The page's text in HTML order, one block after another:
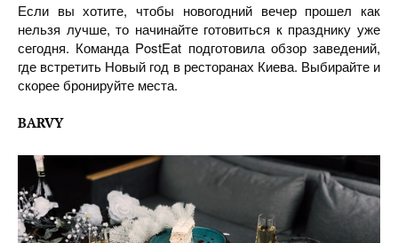
Если вы хотите, чтобы новогодний вечер прошел как
нельзя лучше, то начинайте готовиться к празднику уже
сегодня. Команда PostEat подготовила обзор заведений,
где встретить Новый год в ресторанах Киева. Выбирайте и
скорее бронируйте места.
BARVY